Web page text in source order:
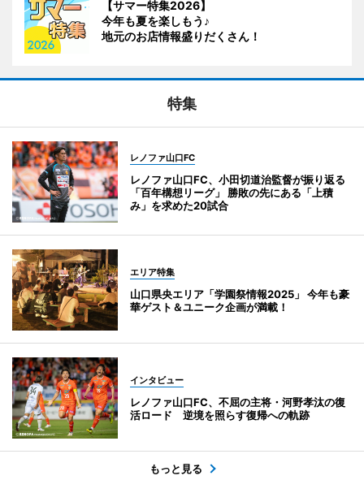
【サマー特集2026】
今年も夏を楽しもう♪
地元のお店情報盛りだくさん！
特集
レノファ山口FC
レノファ山口FC、小田切道治監督が振り返る
「百年構想リーグ」 勝敗の先にある「上積
み」を求めた20試合
エリア特集
山口県央エリア「学園祭情報2025」 今年も豪
華ゲスト＆ユニーク企画が満載！
インタビュー
レノファ山口FC、不屈の主将・河野孝汰の復
活ロード 逆境を照らす復帰への軌跡
もっと見る